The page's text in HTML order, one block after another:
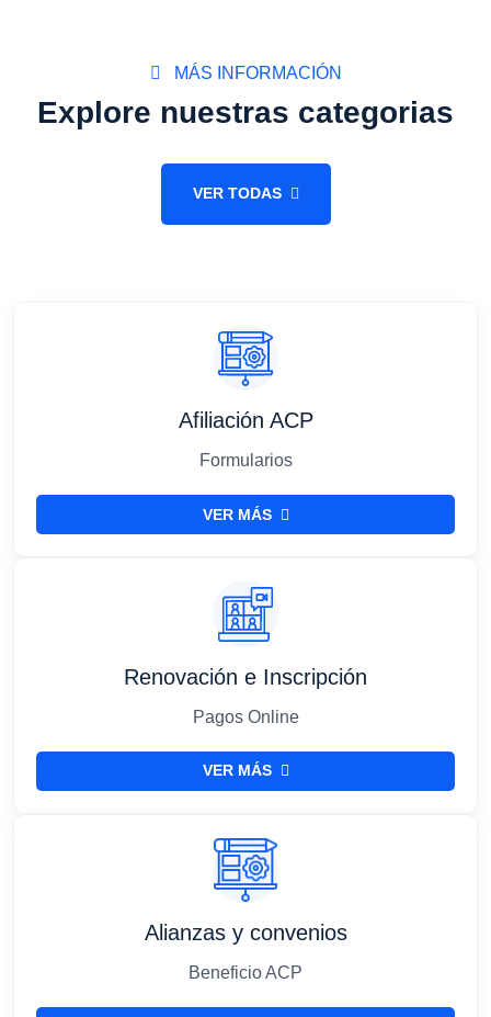
MÁS INFORMACIÓN
Explore nuestras categorias
VER TODAS
Afiliación ACP
Formularios
VER MÁS
Renovación e Inscripción
Pagos Online
VER MÁS
Alianzas y convenios
Beneficio ACP